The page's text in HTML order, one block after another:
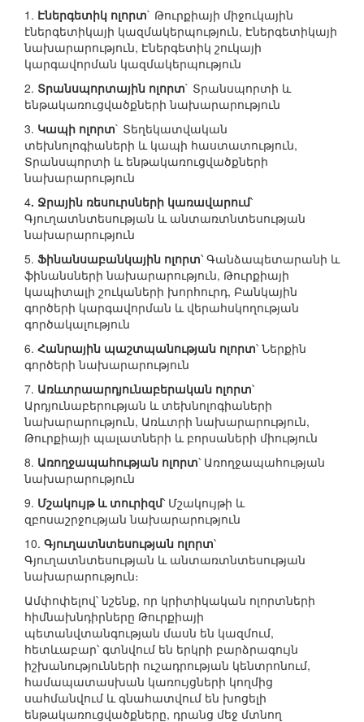
1. Էներգետիկ ոլորտ` Թուրքիայի միջուկային
էներգետիկայի կազմակերպություն, Էներգետիկայի
նախարարություն, Էներգետիկ շուկայի
կարգավորման կազմակերպություն
2. Տրանսպորտային ոլորտ` Տրանսպորտի և
ենթակառուցվածքների նախարարություն
3. Կապի ոլորտ` Տեղեկատվական
տեխնոլոգիաների և կապի հաստատություն,
Տրանսպորտի և ենթակառուցվածքների
նախարարություն
4. Ջրային ռեսուրսների կառավարում՝
Գյուղատնտեսության և անտառտնտեսության
նախարարություն
5. Ֆինանսաբանկային ոլորտ՝ Գանձապետարանի և
ֆինանսների նախարարություն, Թուրքիայի
կապիտալի շուկաների խորհուրդ, Բանկային
գործերի կարգավորման և վերահսկողության
գործակալություն
6. Հանրային պաշտպանության ոլորտ՝ Ներքին
գործերի նախարարություն
7. Առևտրաարդյունաբերական ոլորտ՝
Արդյունաբերության և տեխնոլոգիաների
նախարարություն, Առևտրի նախարարություն,
Թուրքիայի պալատների և բորսաների միություն
8. Առողջապահության ոլորտ՝ Առողջապահության
նախարարություն
9. Մշակույթ և տուրիզմ՝ Մշակույթի և
զբոսաշրջության նախարարություն
10. Գյուղատնտեսության ոլորտ՝
Գյուղատնտեսության և անտառտնտեսության
նախարարություն։
Ամփոփելով՝ նշենք, որ կրիտիկական ոլորտների
հիմնախնդիրները Թուրքիայի
պետանվտանգության մասն են կազմում,
հետևաբար՝ գտնվում են երկրի բարձրագույն
իշխանությունների ուշադրության կենտրոնում,
համապատասխան կառույցների կողմից
սահմանվում և գնահատվում են խոցելի
ենթակառուցվածքները, դրանց մեջ մտնող